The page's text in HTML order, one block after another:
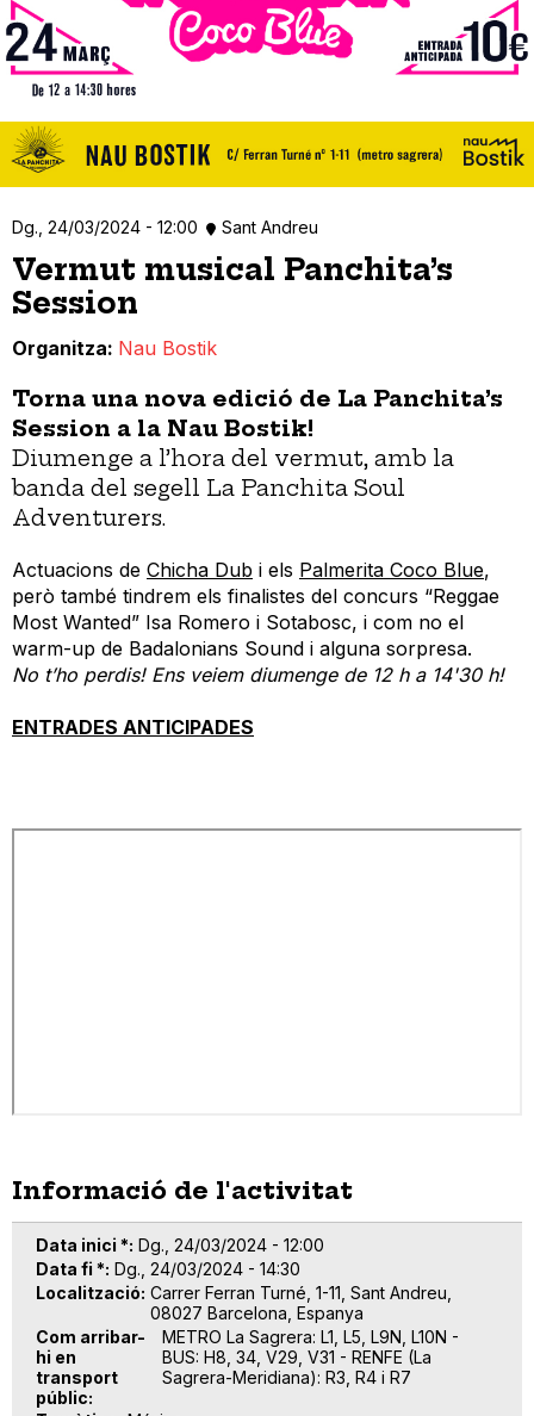
Dg., 24/03/2024 - 12:00 Sant Andreu
Vermut musical Panchita’s
Session
Organitza Nau Bostik
Torna una nova edició de La Panchita’s
Session a la Nau Bostik!
Diumenge a l’hora del vermut, amb la
banda del segell La Panchita Soul
Adventurers.
Actuacions de Chicha Dub i els Palmerita Coco Blue,
però també tindrem els finalistes del concurs “Reggae
Most Wanted” Isa Romero i Sotabosc, i com no el
warm-up de Badalonians Sound i alguna sorpresa.
No t’ho perdis! Ens veiem diumenge de 12 h a 14'30 h!
ENTRADES ANTICIPADES
Informació de l'activitat
Data inici * Dg., 24/03/2024 - 12:00
Data fi * Dg., 24/03/2024 - 14:30
Localització Carrer Ferran Turné, 1-11, Sant Andreu,
08027 Barcelona, Espanya
Com arribar-
hi en
transport
públic
METRO La Sagrera: L1, L5, L9N, L10N -
BUS: H8, 34, V29, V31 - RENFE (La
Sagrera-Meridiana): R3, R4 i R7